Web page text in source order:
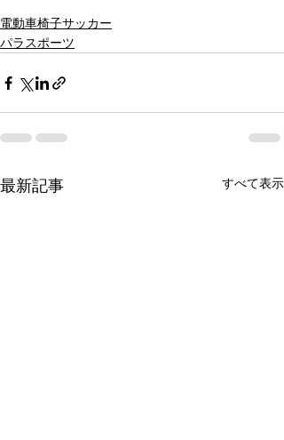
電動車椅子サッカー
パラスポーツ
最新記事 すべて表示